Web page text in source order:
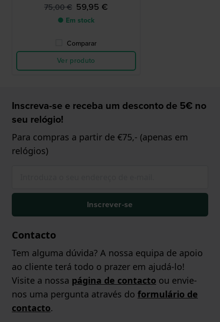
75,00 € 59,95 €
● Em stock
Comparar
Ver produto
Inscreva-se e receba um desconto de 5€ no
seu relógio!
Para compras a partir de €75,- (apenas em
relógios)
Inscrever-se
Contacto
Tem alguma dúvida? A nossa equipa de apoio
ao cliente terá todo o prazer em ajudá-lo!
Visite a nossa página de contacto ou envie-
nos uma pergunta através do formulário de
contacto.